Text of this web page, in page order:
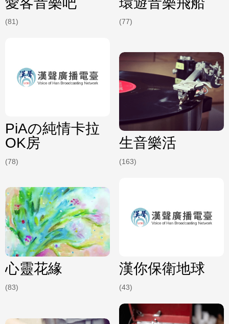
(81) (77)
PiAの純情卡拉
OK房
(78)
生音樂活
(163)
心靈花緣
(83)
漢你保衛地球
(43)